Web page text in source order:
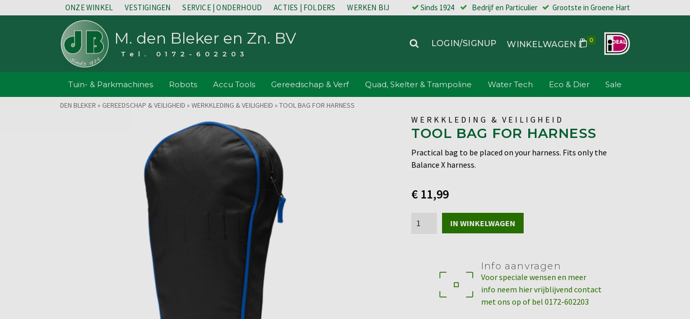
ONZE WINKEL VESTIGINGEN SERVICE | ONDERHOUD ACTIES | FOLDERS WERKEN BIJ Sinds 1924 Bedrijf en Particulier Grootste in Groene Hart
M. den Bleker en Zn. BV
Tel. 0172-602203
LOGIN/SIGNUP WINKELWAGEN 0
Tuin- & Parkmachines Robots Accu Tools Gereedschap & Verf Quad, Skelter & Trampoline Water Tech Eco & Dier Sale
DEN BLEKER » GEREEDSCHAP & VEILIGHEID » WERKKLEDING & VEILIGHEID » TOOL BAG FOR HARNESS
WERKKLEDING & VEILIGHEID
TOOL BAG FOR HARNESS
Practical bag to be placed on your harness. Fits only the
Balance X harness.
€ 11,99
Tool
IN WINKELWAGEN
Info aanvragen
Voor speciale wensen en meer
info neem hier vrijblijvend contact
met ons op of bel 0172-602203